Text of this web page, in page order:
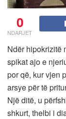
0
NDARJET
Ndër hipokrizitë
spikat ajo e
por që, kur vjen
arsye për të
Një ditë, u
shkurt, thelbi i